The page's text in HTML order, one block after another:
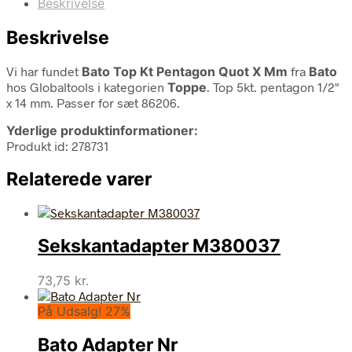
Beskrivelse
Beskrivelse
Vi har fundet Bato Top Kt Pentagon Quot X Mm fra Bato
hos Globaltools i kategorien Toppe. Top 5kt. pentagon 1/2"
x 14 mm. Passer for sæt 86206.
Yderlige produktinformationer:
Produkt id: 278731
Relaterede varer
Sekskantadapter M380037
73,75 kr.
På Udsalg! 27%
Bato Adapter Nr